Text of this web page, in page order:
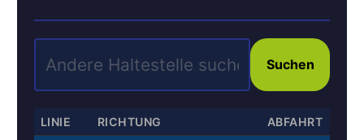
Suchen
LINIE RICHTUNG ABFAHRT